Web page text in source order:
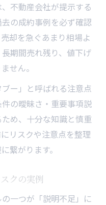
不動産会社が提示する
の成約事例を必ず確認
却を急ぐあまり相場よ
期間売れ残り、値下げ
せん。
ー」と呼ばれる注意点
の曖昧さ・重要事項説
め、十分な知識と慎重
リスクや注意点を整理
繋がります。
クの実例
一つが「説明不足」に